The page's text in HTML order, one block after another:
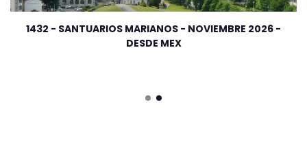
1432 - SANTUARIOS MARIANOS - NOVIEMBRE 2026 -
DESDE MEX